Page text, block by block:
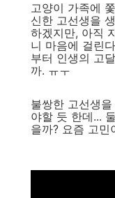
고양이 가족에
신한 고선생을
하겠지만, 아직
니 마음에 걸린
부터 인생의 고
까. ㅠㅜ
불쌍한 고선생
야할 듯 한데...
을까? 요즘 고민